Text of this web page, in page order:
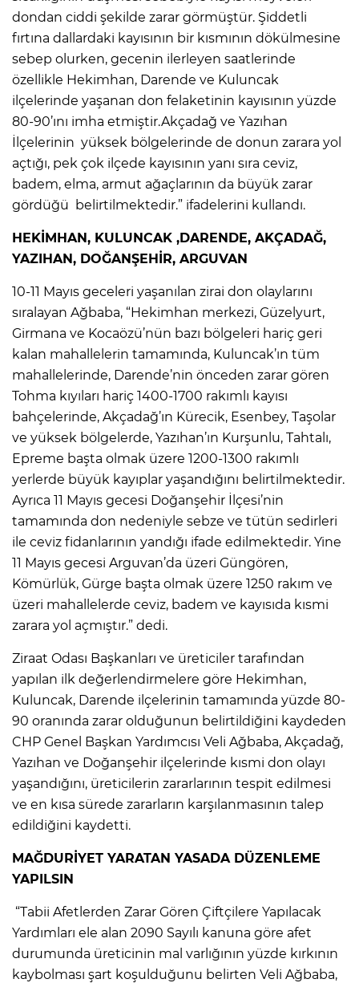
dondan ciddi şekilde zarar görmüştür. Şiddetli
fırtına dallardaki kayısının bir kısmının dökülmesine
sebep olurken, gecenin ilerleyen saatlerinde
özellikle Hekimhan, Darende ve Kuluncak
ilçelerinde yaşanan don felaketinin kayısının yüzde
80-90’ını imha etmiştir.Akçadağ ve Yazıhan
İlçelerinin yüksek bölgelerinde de donun zarara yol
açtığı, pek çok ilçede kayısının yanı sıra ceviz,
badem, elma, armut ağaçlarının da büyük zarar
gördüğü belirtilmektedir.” ifadelerini kullandı.
HEKİMHAN, KULUNCAK ,DARENDE, AKÇADAĞ,
YAZIHAN, DOĞANŞEHİR, ARGUVAN
10-11 Mayıs geceleri yaşanılan zirai don olaylarını
sıralayan Ağbaba, “Hekimhan merkezi, Güzelyurt,
Girmana ve Kocaözü’nün bazı bölgeleri hariç geri
kalan mahallelerin tamamında, Kuluncak’ın tüm
mahallelerinde, Darende’nin önceden zarar gören
Tohma kıyıları hariç 1400-1700 rakımlı kayısı
bahçelerinde, Akçadağ’ın Kürecik, Esenbey, Taşolar
ve yüksek bölgelerde, Yazıhan’ın Kurşunlu, Tahtalı,
Epreme başta olmak üzere 1200-1300 rakımlı
yerlerde büyük kayıplar yaşandığını belirtilmektedir.
Ayrıca 11 Mayıs gecesi Doğanşehir İlçesi’nin
tamamında don nedeniyle sebze ve tütün sedirleri
ile ceviz fidanlarının yandığı ifade edilmektedir. Yine
11 Mayıs gecesi Arguvan’da üzeri Güngören,
Kömürlük, Gürge başta olmak üzere 1250 rakım ve
üzeri mahallelerde ceviz, badem ve kayısıda kısmi
zarara yol açmıştır.” dedi.
Ziraat Odası Başkanları ve üreticiler tarafından
yapılan ilk değerlendirmelere göre Hekimhan,
Kuluncak, Darende ilçelerinin tamamında yüzde 80-
90 oranında zarar olduğunun belirtildiğini kaydeden
CHP Genel Başkan Yardımcısı Veli Ağbaba, Akçadağ,
Yazıhan ve Doğanşehir ilçelerinde kısmi don olayı
yaşandığını, üreticilerin zararlarının tespit edilmesi
ve en kısa sürede zararların karşılanmasının talep
edildiğini kaydetti.
MAĞDURİYET YARATAN YASADA DÜZENLEME
YAPILSIN
“Tabii Afetlerden Zarar Gören Çiftçilere Yapılacak
Yardımları ele alan 2090 Sayılı kanuna göre afet
durumunda üreticinin mal varlığının yüzde kırkının
kaybolması şart koşulduğunu belirten Veli Ağbaba,